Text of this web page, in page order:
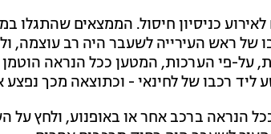
כניסיון חיסול. הממצאים שהתגלו
ראש העירייה לשעבר היה רב עוצמה,
על-פי הערכות, המטען ככל הנראה
רכבו של לחינאי - וכתוצאה מכך נפצע
הנראה ברכב אחר או באופנוע, ולחץ על